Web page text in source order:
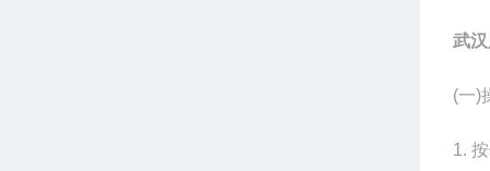
武
(一)
1.